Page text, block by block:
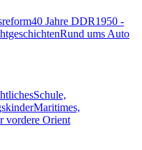
40 Jahre DDR1950 -
Rund ums Auto
Schule,
Maritimes,
vordere Orient